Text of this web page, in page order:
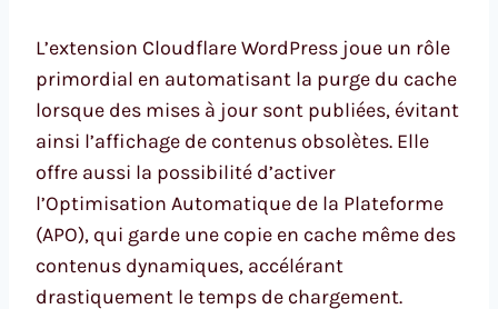
L’extension Cloudflare WordPress joue un rôle
primordial en automatisant la purge du cache
lorsque des mises à jour sont publiées, évitant
ainsi l’affichage de contenus obsolètes. Elle
offre aussi la possibilité d’activer
l’Optimisation Automatique de la Plateforme
(APO), qui garde une copie en cache même des
contenus dynamiques, accélérant
drastiquement le temps de chargement.